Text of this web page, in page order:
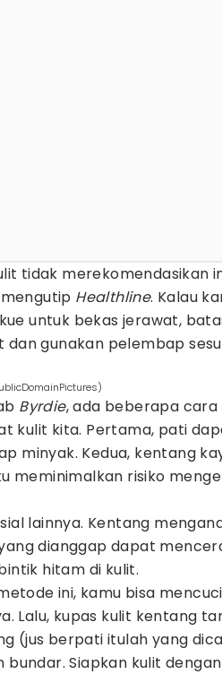
tidak merekomendasikan
Healthline. Kalau
untuk bekas jerawat,
gunakan pelembap
Byrdie, ada beberapa
kulit kita. Pertama, pati
minyak. Kedua, kentang
meminimalkan risiko
lainnya. Kentang
dianggap dapat
hitam di kulit.
ini, kamu bisa
Lalu, kupas kulit kentang
(jus berpati itulah yang
bundar. Siapkan kulit dengan